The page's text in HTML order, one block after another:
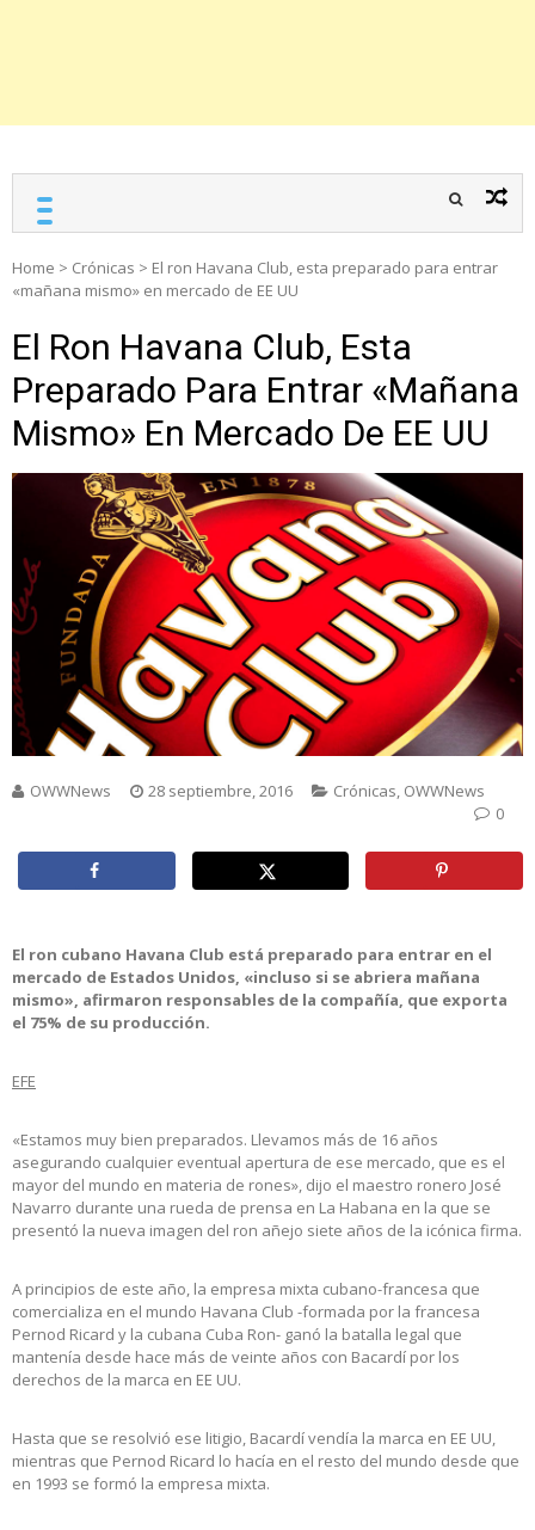
Home > Crónicas > El ron Havana Club, esta preparado para entrar
«mañana mismo» en mercado de EE UU
El Ron Havana Club, Esta
Preparado Para Entrar «mañana
Mismo» En Mercado De EE UU
OWWNews 28 septiembre, 2016 Crónicas, OWWNews
0
El ron cubano Havana Club está preparado para entrar en el
mercado de Estados Unidos, «incluso si se abriera mañana
mismo», afirmaron responsables de la compañía, que exporta
el 75% de su producción.
EFE
«Estamos muy bien preparados. Llevamos más de 16 años
asegurando cualquier eventual apertura de ese mercado, que es el
mayor del mundo en materia de rones», dijo el maestro ronero José
Navarro durante una rueda de prensa en La Habana en la que se
presentó la nueva imagen del ron añejo siete años de la icónica firma.
A principios de este año, la empresa mixta cubano-francesa que
comercializa en el mundo Havana Club -formada por la francesa
Pernod Ricard y la cubana Cuba Ron- ganó la batalla legal que
mantenía desde hace más de veinte años con Bacardí por los
derechos de la marca en EE UU.
Hasta que se resolvió ese litigio, Bacardí vendía la marca en EE UU,
mientras que Pernod Ricard lo hacía en el resto del mundo desde que
en 1993 se formó la empresa mixta.